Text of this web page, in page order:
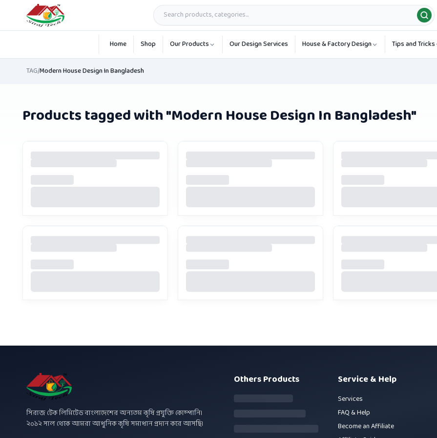
Skip to main content
Home Shop Our Products Our Design Services House & Factory Design Tips and Tricks
TAG/Modern House Design In Bangladesh
Products tagged with "Modern House Design In Bangladesh"
সিরাজ টেক লিমিটেড বাংলাদেশের অন্যতম কৃষি প্রযুক্তি কোম্পানি।
২০১২ সাল থেকে আমরা আধুনিক কৃষি সমাধান প্রদান করে আসছি।
Others Products Service & Help
Services
FAQ & Help
Become an Affiliate